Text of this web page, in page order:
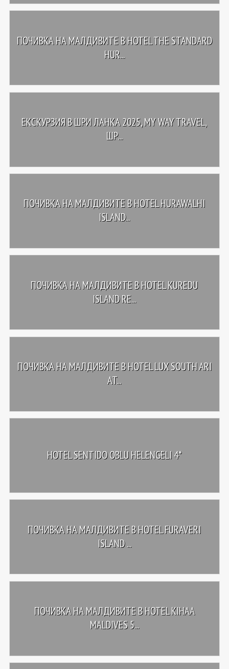
ПОЧИВКА НА МАЛДИВИТЕ В HOTEL THE STANDARD
HUR...
ЕКСКУРЗИЯ В ШРИ ЛАНКА 2025, MY WAY TRAVEL,
ШР...
ПОЧИВКА НА МАЛДИВИТЕ В HOTEL HURAWALHI
ISLAND...
ПОЧИВКА НА МАЛДИВИТЕ В HOTEL KUREDU
ISLAND RE...
ПОЧИВКА НА МАЛДИВИТЕ В HOTEL LUX SOUTH ARI
AT...
HOTEL SENTIDO OBLU HELENGELI 4*
ПОЧИВКА НА МАЛДИВИТЕ В HOTEL FURAVERI
ISLAND ...
ПОЧИВКА НА МАЛДИВИТЕ В HOTEL KIHAA
MALDIVES 5...